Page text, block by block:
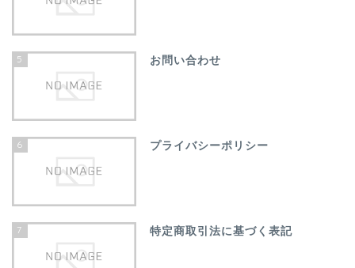
5 お問い合わせ
6 プライバシーポリシー
7 特定商取引法に基づく表記